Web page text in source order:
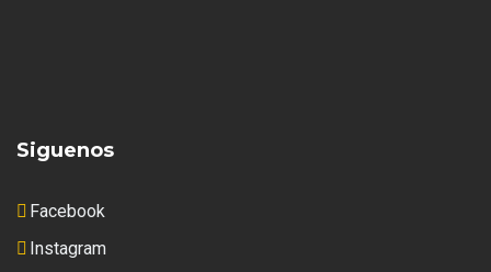
Siguenos
Facebook
Instagram